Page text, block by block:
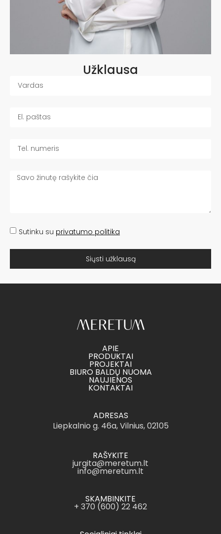
Užklausa
Sutinku su privatumo politika
Siųsti užklausą
APIE
PRODUKTAI
PROJEKTAI
BIURO BALDŲ NUOMA
NAUJIENOS
KONTAKTAI
ADRESAS
Liepkalnio g. 46a, Vilnius, 02105
RAŠYKITE
jurgita@meretum.lt
info@meretum.lt
SKAMBINKITE
+ 370 (600) 22 462